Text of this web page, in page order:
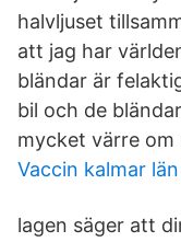
halvljuset
att jag har
bländar är
bil och de
mycket värre om
Vaccin kalmar
lagen säger att